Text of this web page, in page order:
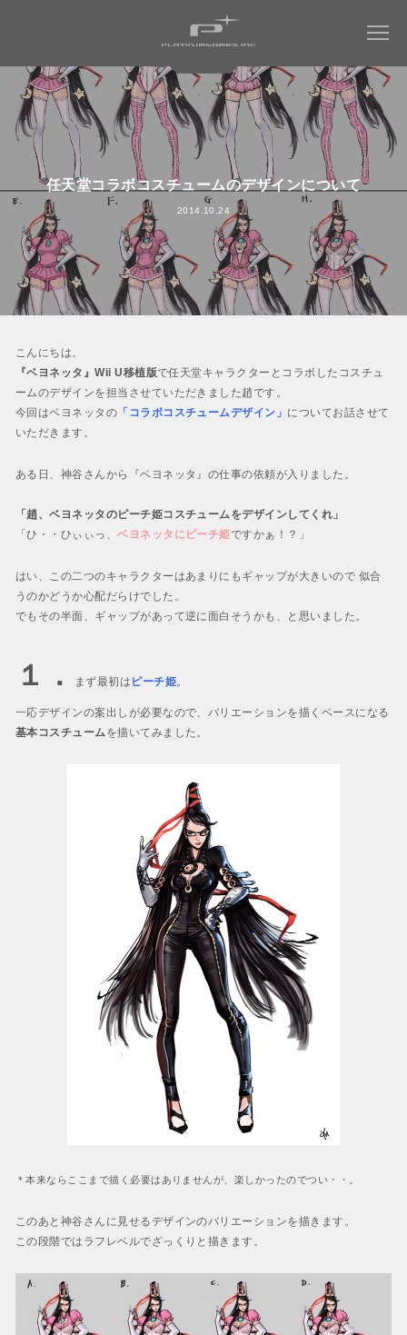
COMPANY
会社情報トップ
会社概要
社長メッセージ
社名について
パーパス ＆ バリュー
WORKS
すべてのタイトル
ミュータントタートルズ：ラスト・ローニン
NINJA GAIDEN 4
ベヨネッタ オリジンズ:
ベヨネッタ3
BAYONETTA 2
ベヨネッタ
MAGAZINE
RECRUIT
WORK ENVIRONMENT
任天堂コラボコスチュームのデザインについて
2014.10.24
こんにちは。
『ベヨネッタ』Wii U移植版で任天堂キャラクターとコラボしたコスチュ
ームのデザインを担当させていただきました趙です。
今回はベヨネッタの 「コラボコスチュームデザイン」 についてお話させて
いただきます。
ある日、神谷さんから『ベヨネッタ』の仕事の依頼が入りました。
「趙、ベヨネッタのピーチ姫コスチュームをデザインしてくれ」
「ひ・・ひぃぃっ、ベヨネッタにピーチ姫ですかぁ！？」
はい、この二つのキャラクターはあまりにもギャップが大きいので 似合
うのかどうか心配だらけでした。
でもその半面、ギャップがあって逆に面白そうかも、と思いました。
１． まず最初は ピーチ姫。
一応デザインの案出しが必要なので、バリエーションを描くベースになる
基本コスチュームを描いてみました。
＊本来ならここまで描く必要はありませんが、楽しかったのでつい・・。
このあと神谷さんに見せるデザインのバリエーションを描きます。
この段階ではラフレベルでざっくりと描きます。